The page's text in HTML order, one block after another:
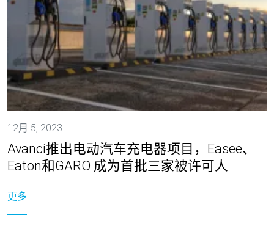
12月 5, 2023
Avanci推出电动汽车充电器项目，Easee、
Eaton和GARO 成为首批三家被许可人
更多